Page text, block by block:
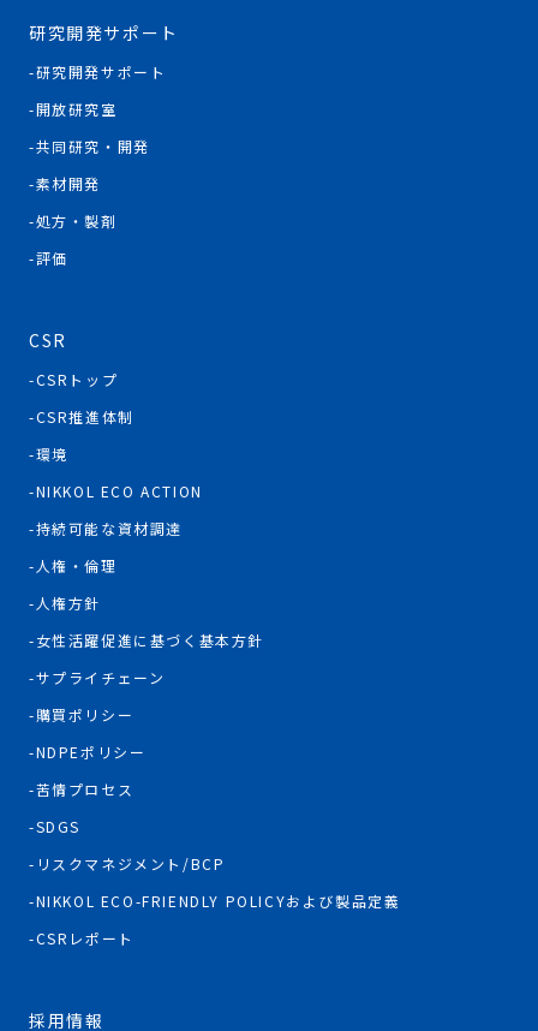
研究開発サポート
研究開発サポート
開放研究室
共同研究・開発
素材開発
処方・製剤
評価
CSR
CSRトップ
CSR推進体制
環境
NIKKOL ECO ACTION
持続可能な資材調達
人権・倫理
人権方針
女性活躍促進に基づく基本方針
サプライチェーン
購買ポリシー
NDPEポリシー
苦情プロセス
SDGS
リスクマネジメント/BCP
NIKKOL ECO-FRIENDLY POLICYおよび製品定義
CSRレポート
採用情報